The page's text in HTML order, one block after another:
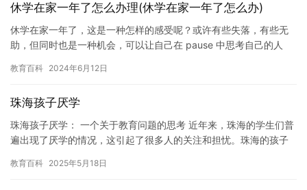
休学在家一年了怎么办理(休学在家一年了怎么办)
休学在家一年了，这是一种怎样的感受呢？或许有些失落，有些无
助，但同时也是一种机会，可以让自己在 pause 中思考自己的人
教育百科 2024年6月12日
珠海孩子厌学
珠海孩子厌学： 一个关于教育问题的思考 近年来，珠海的学生们普
遍出现了厌学的情况，这引起了很多人的关注和担忧。珠海的孩子
育…
教育百科 2025年5月18日